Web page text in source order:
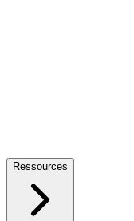
Ressources